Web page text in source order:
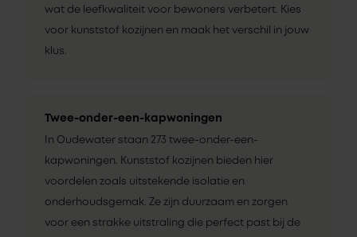
wat de leefkwaliteit voor bewoners verbetert. Kies
voor kunststof kozijnen en maak het verschil in jouw
klus.
Twee-onder-een-kapwoningen
In Oudewater staan 273 twee-onder-een-
kapwoningen. Kunststof kozijnen bieden hier
voordelen zoals uitstekende isolatie en
onderhoudsgemak. Ze zijn duurzaam en zorgen
voor een strakke uitstraling die perfect past bij de